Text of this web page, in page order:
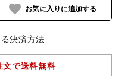
favorite
文で送料無料